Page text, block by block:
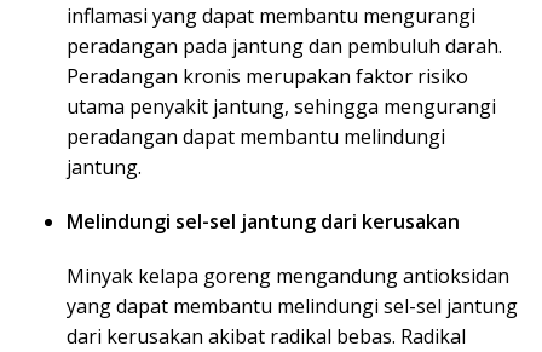
inflamasi yang dapat membantu mengurangi
peradangan pada jantung dan pembuluh darah.
Peradangan kronis merupakan faktor risiko
utama penyakit jantung, sehingga mengurangi
peradangan dapat membantu melindungi
jantung.
Melindungi sel-sel jantung dari kerusakan
Minyak kelapa goreng mengandung antioksidan
yang dapat membantu melindungi sel-sel jantung
dari kerusakan akibat radikal bebas. Radikal